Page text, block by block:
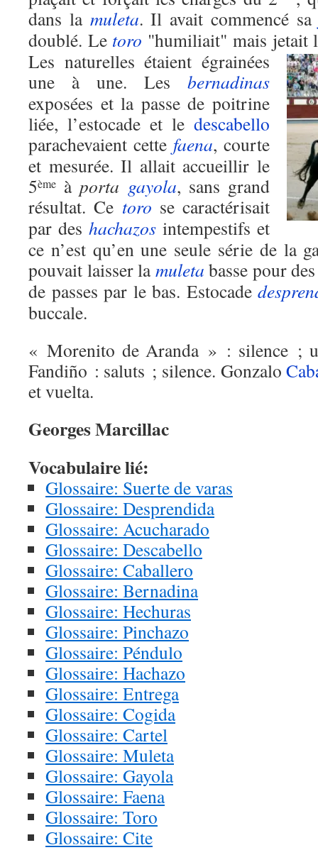
dans la muleta. Il avait commencé
doublé. Le toro "humiliait" mais jetait
Les naturelles étaient égrainées
une à une. Les bernadinas
exposées et la passe de poitrine
liée, l’estocade et le descabello
parachevaient cette faena, courte
et mesurée. Il allait accueillir le
5ème àporta gayola, sans grand
résultat. Ce toro se caractérisait
par des hachazos intempestifs et
ce n’est qu’en une seule série de la
pouvait laisser lamuleta basse pour
de passes par le bas. Estocade
buccale.
« Morenito de Aranda » : silence ;
Fandiño : saluts ; silence. Gonzalo
et vuelta.
Georges Marcillac
Vocabulaire lié:
Glossaire: Suerte de varas
Glossaire: Desprendida
Glossaire: Acucharado
Glossaire: Descabello
Glossaire: Caballero
Glossaire: Bernadina
Glossaire: Hechuras
Glossaire: Pinchazo
Glossaire: Péndulo
Glossaire: Hachazo
Glossaire: Entrega
Glossaire: Cogida
Glossaire: Cartel
Glossaire: Muleta
Glossaire: Gayola
Glossaire: Faena
Glossaire: Toro
Glossaire: Cite